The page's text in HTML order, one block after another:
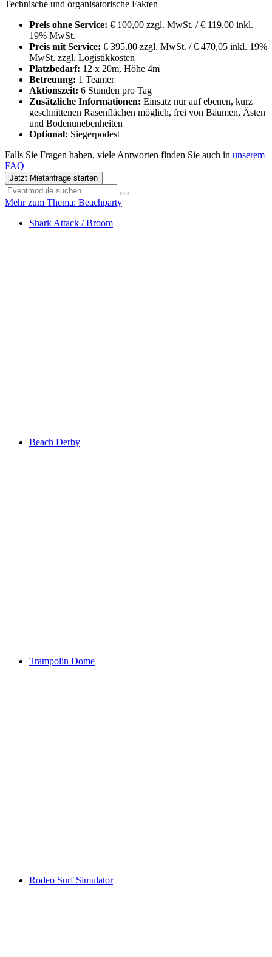
Technische und organisatorische Fakten
Preis ohne Service: € 100,00 zzgl. MwSt. / € 119,00 inkl.
19% MwSt.
Preis mit Service: € 395,00 zzgl. MwSt. / € 470,05 inkl. 19%
MwSt. zzgl. Logistikkosten
Platzbedarf: 12 x 20m, Höhe 4m
Betreuung: 1 Teamer
Aktionszeit: 6 Stunden pro Tag
Zusätzliche Informationen: Einsatz nur auf ebenen, kurz
geschnittenen Rasenflächen möglich, frei von Bäumen, Ästen
und Bodenunebenheiten
Optional: Siegerpodest
Falls Sie Fragen haben, viele Antworten finden Sie auch in unserem
FAQ
Jetzt Mietanfrage starten
Mehr zum Thema: Beachparty
Shark Attack / Broom
Beach Derby
Trampolin Dome
Rodeo Surf Simulator